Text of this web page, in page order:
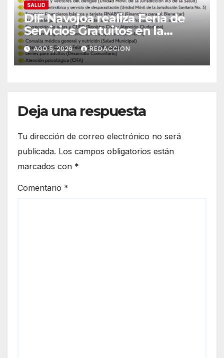
SALUD
DIF Navojoa realiza Feria de
Servicios Gratuitos en la
colonia Ampliación Beltrones:
Conoce el horario y atención
médica
AGO 5, 2026 REDACCION
Deja una respuesta
Tu dirección de correo electrónico no será
publicada. Los campos obligatorios están
marcados con *
Comentario *